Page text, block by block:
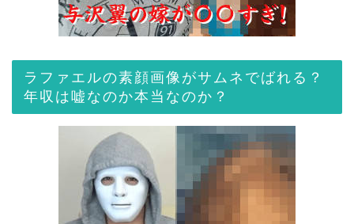
ラファエルの素顔画像がサムネでばれる？
年収は嘘なのか本当なのか？